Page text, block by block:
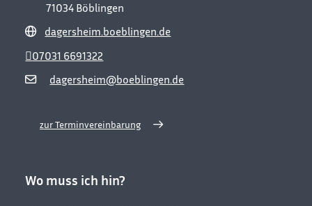
71034 Böblingen
dagersheim.boeblingen.de
dagersheim@boeblingen.de
07031 6691322
zur Terminvereinbarung
Wo muss ich hin?